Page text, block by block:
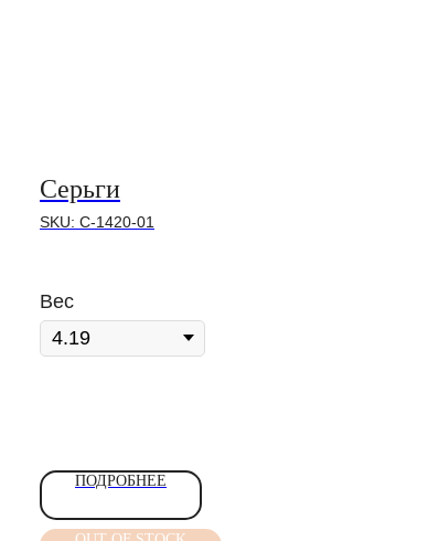
Серьги
SKU: С-1420-01
Вес
ПОДРОБНЕЕ